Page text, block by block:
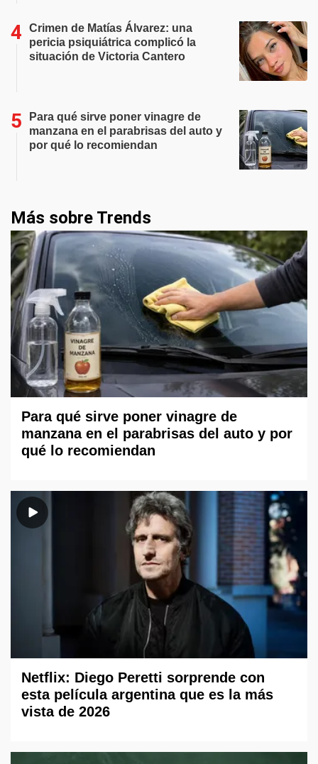
Crimen de Matías Álvarez: una
pericia psiquiátrica complicó la
situación de Victoria Cantero
Para qué sirve poner vinagre de
manzana en el parabrisas del auto y
por qué lo recomiendan
Más sobre Trends
Para qué sirve poner vinagre de
manzana en el parabrisas del auto y por
qué lo recomiendan
Netflix: Diego Peretti sorprende con
esta película argentina que es la más
vista de 2026